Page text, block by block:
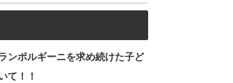
ンボルギーニを求め続けた子ど
て！！